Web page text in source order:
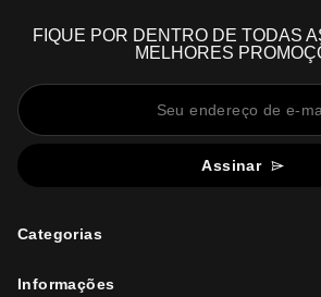
FIQUE POR DENTRO DE TODAS
MELHORES
Assinar
Categorias
Informações